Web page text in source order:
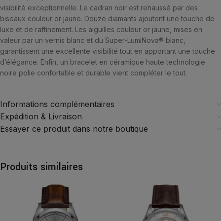
visibilité exceptionnelle. Le cadran noir est rehaussé par des
biseaux couleur or jaune. Douze diamants ajoutent une touche de
luxe et de raffinement. Les aiguilles couleur or jaune, mises en
valeur par un vernis blanc et du Super-LumiNova® blanc,
garantissent une excellente visibilité tout en apportant une touche
d’élégance. Enfin, un bracelet en céramique haute technologie
noire polie confortable et durable vient compléter le tout.
Informations complémentaires
Expédition & Livraison
Essayer ce produit dans notre boutique
Produits similaires